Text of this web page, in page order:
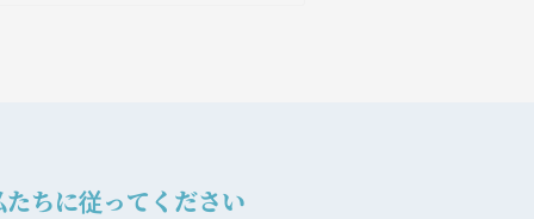
たちに従ってください